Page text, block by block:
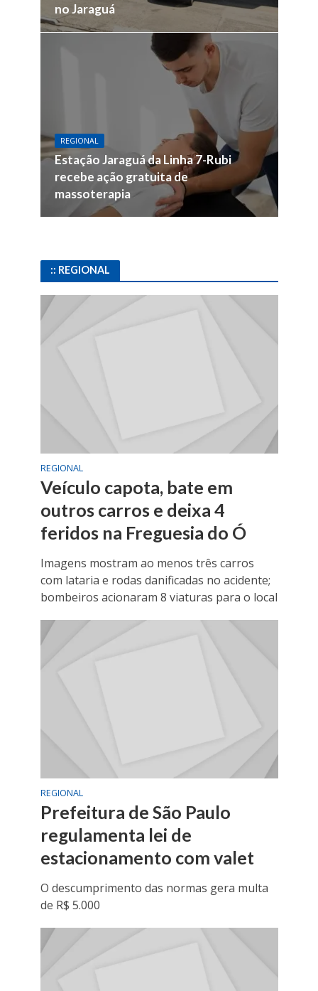
no Jaraguá
REGIONAL
Estação Jaraguá da Linha 7-Rubi
recebe ação gratuita de
massoterapia
:: REGIONAL
REGIONAL
Veículo capota, bate em
outros carros e deixa 4
feridos na Freguesia do Ó
Imagens mostram ao menos três carros
com lataria e rodas danificadas no acidente;
bombeiros acionaram 8 viaturas para o local
REGIONAL
Prefeitura de São Paulo
regulamenta lei de
estacionamento com valet
O descumprimento das normas gera multa
de R$ 5.000